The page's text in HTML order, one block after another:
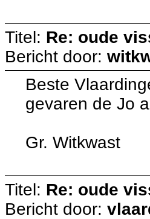
Titel: Re: oude
Bericht door:
Beste
gevaren de Jo
Gr. Witkwast
Titel: Re: oude
Bericht door: